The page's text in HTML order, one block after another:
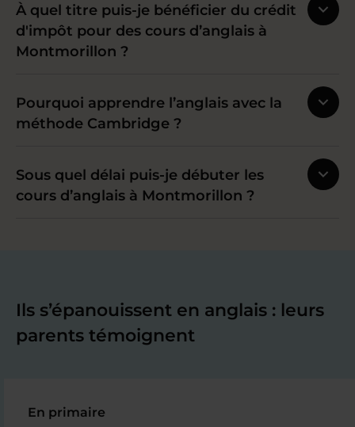
À quel titre puis-je bénéficier du crédit
d'impôt pour des cours d’anglais à
Montmorillon ?
Pourquoi apprendre l’anglais avec la
méthode Cambridge ?
Sous quel délai puis-je débuter les
cours d’anglais à Montmorillon ?
Ils s’épanouissent en anglais : leurs
parents témoignent
En primaire